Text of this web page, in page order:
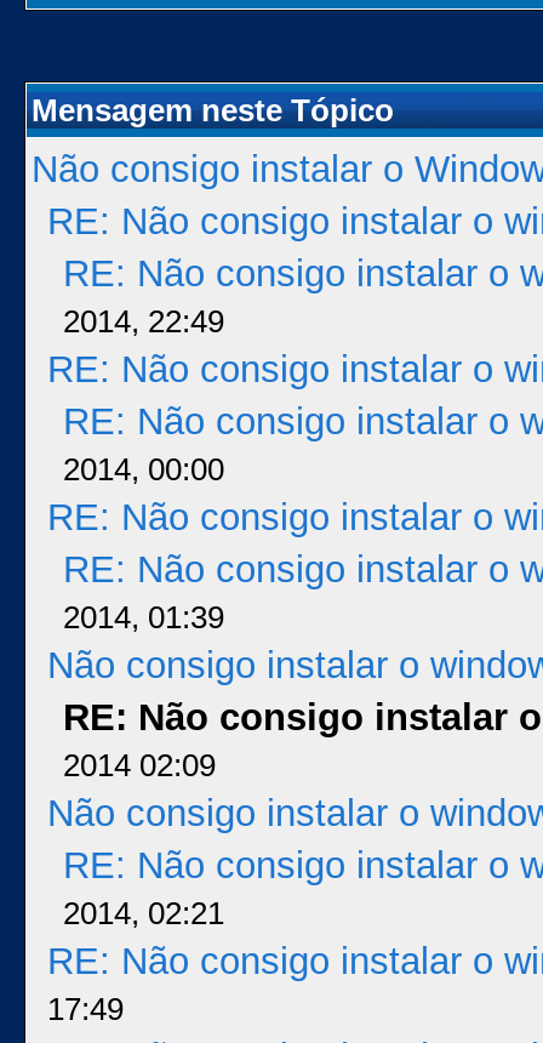
Mensagem neste Tópico
Não consigo instalar o
RE: Não consigo instalar o
RE: Não consigo instalar o
2014, 22:49
RE: Não consigo instalar o
RE: Não consigo instalar o
2014, 00:00
RE: Não consigo instalar o
RE: Não consigo instalar o
2014, 01:39
Não consigo instalar o
RE: Não consigo instalar
2014 02:09
Não consigo instalar o
RE: Não consigo instalar o
2014, 02:21
RE: Não consigo instalar o
17:49